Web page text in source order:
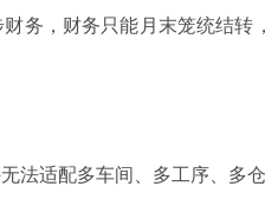
务，财务只能月末笼统结
适配多车间、多工序、多